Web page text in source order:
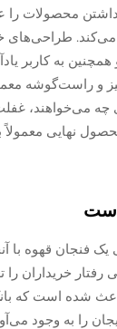
که حدود 70٪ از افراد، به
طراحی‌های
به کاربر
راست‌گوشه
چه می‌خواهند،
نهایی معمولاً
است
قهوه با
خریداران را
شده است که
را به وجود